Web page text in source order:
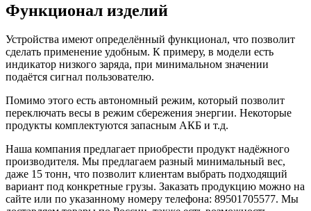
Функционал изделий
Устройства имеют определённый функционал, что позволит
сделать применение удобным. К примеру, в модели есть
индикатор низкого заряда, при минимальном значении
подаётся сигнал пользователю.
Помимо этого есть автономный режим, который позволит
переключать весы в режим сбережения энергии. Некоторые
продукты комплектуются запасным АКБ и т.д.
Наша компания предлагает приобрести продукт надёжного
производителя. Мы предлагаем разный минимальный вес,
даже 15 тонн, что позволит клиентам выбрать подходящий
вариант под конкретные грузы. Заказать продукцию можно на
сайте или по указанному номеру телефона: 89501705577. Мы